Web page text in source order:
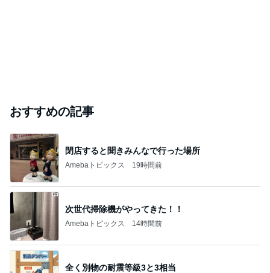
おすすめの記事
閉店すると聞きみんなで行った場所
Amebaトピックス 19時間前
次世代掃除機がやってきた！！
Amebaトピックス 14時間前
全く別物の耐震等級3と3相当